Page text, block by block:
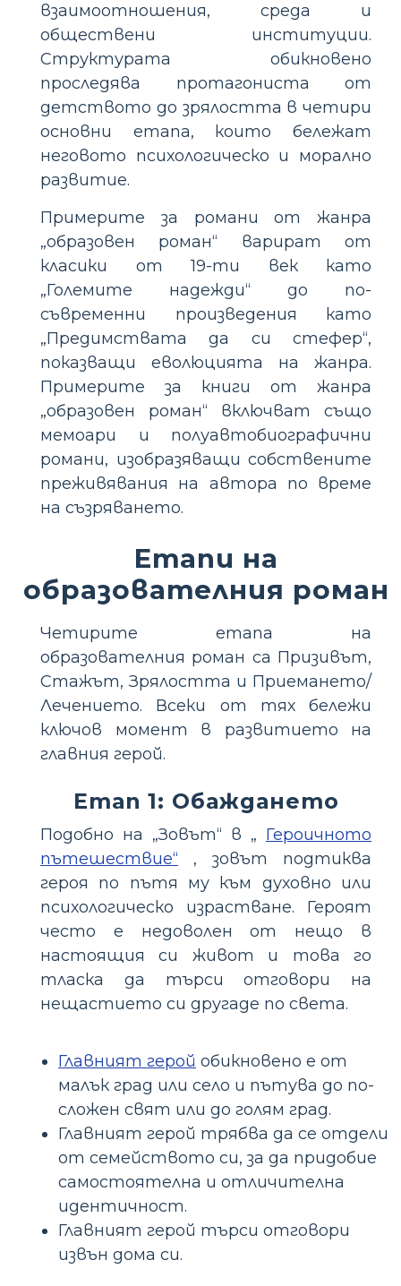
взаимоотношения, среда и
обществени институции.
Структурата обикновено
проследява протагониста от
детството до зрялостта в четири
основни етапа, които бележат
неговото психологическо и морално
развитие.
Примерите за романи от жанра
„образовен роман“ варират от
класики от 19-ти век като
„Големите надежди“ до по-
съвременни произведения като
„Предимствата да си стефер“,
показващи еволюцията на жанра.
Примерите за книги от жанра
„образовен роман“ включват също
мемоари и полуавтобиографични
романи, изобразяващи собствените
преживявания на автора по време
на съзряването.
Етапи на
образователния роман
Четирите етапа на
образователния роман са Призивът,
Стажът, Зрялостта и Приемането/
Лечението. Всеки от тях бележи
ключов момент в развитието на
главния герой.
Етап 1: Обаждането
Подобно на „Зовът“ в „ Героичното
пътешествие“ , зовът подтиква
героя по пътя му към духовно или
психологическо израстване. Героят
често е недоволен от нещо в
настоящия си живот и това го
тласка да търси отговори на
нещастието си другаде по света.
Главният герой обикновено е от
малък град или село и пътува до по-
сложен свят или до голям град.
Главният герой трябва да се отдели
от семейството си, за да придобие
самостоятелна и отличителна
идентичност.
Главният герой търси отговори
извън дома си.